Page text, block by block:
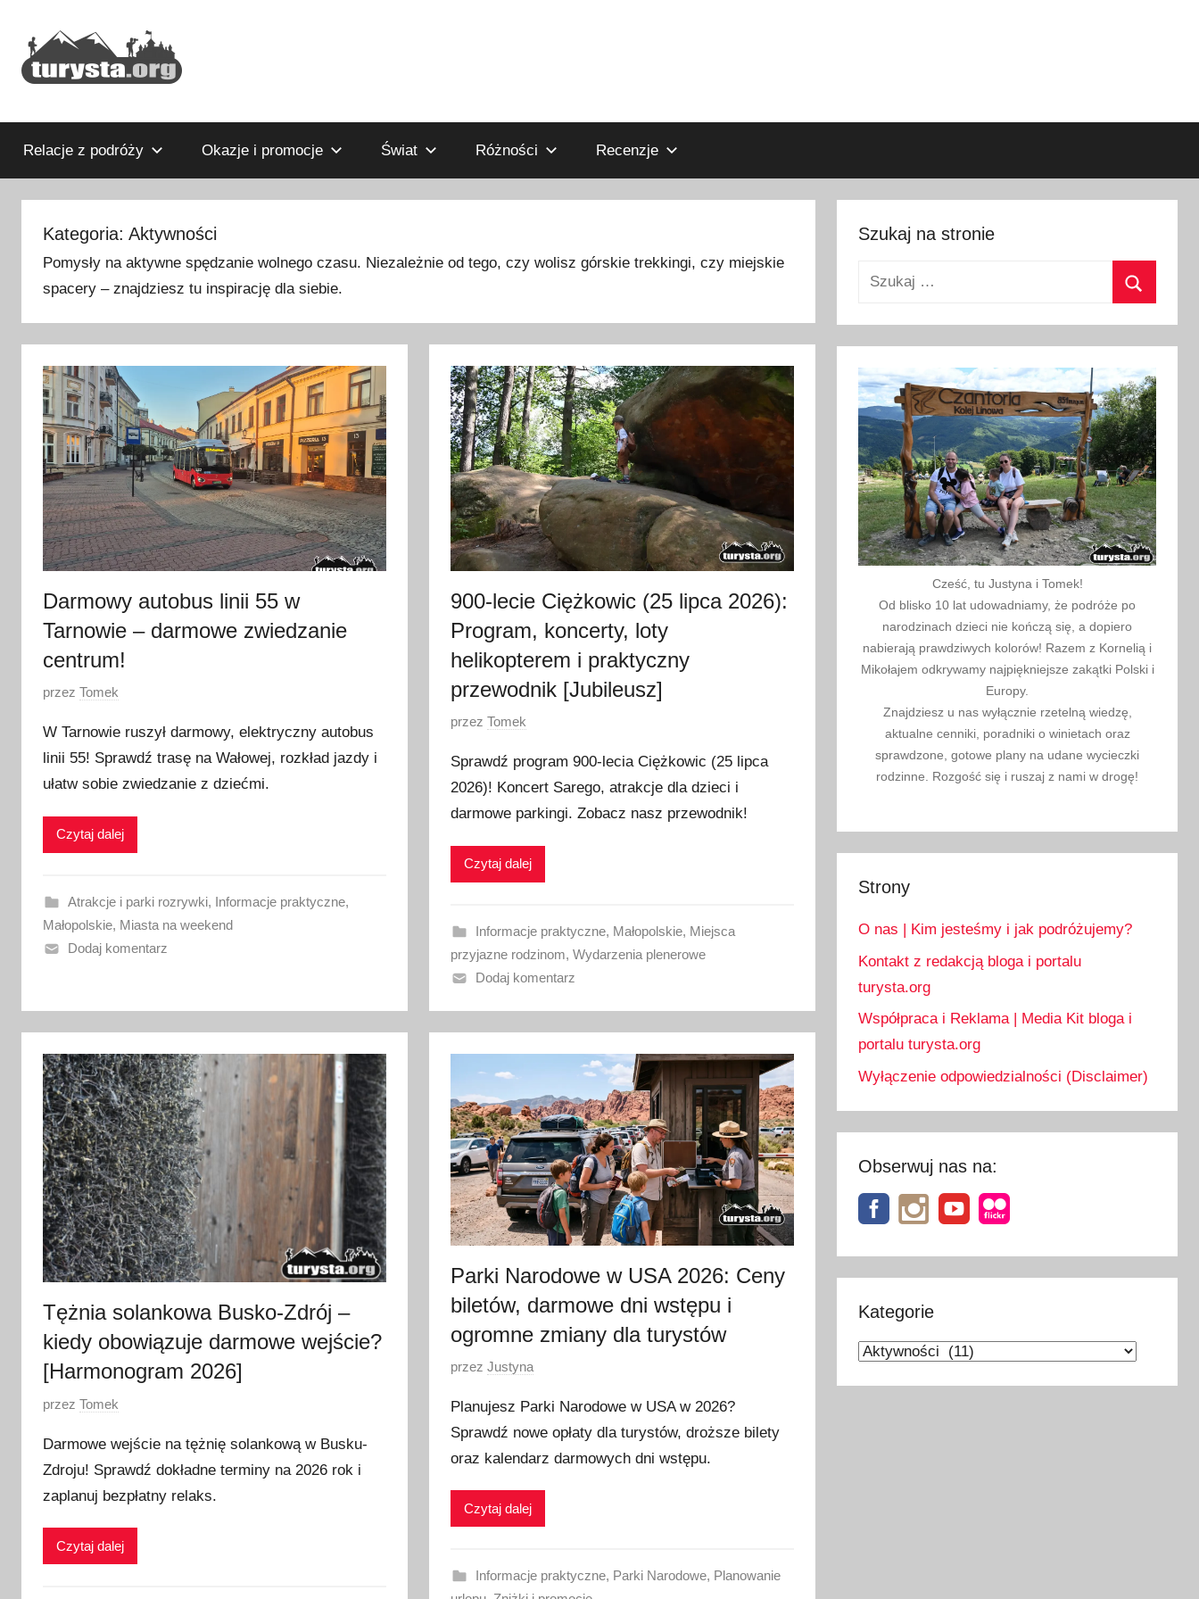
treści
Turysta.org
blog
podróżniczy
Relacje z podróży Okazje i promocje Świat Różności Recenzje
Kategoria: Aktywności
Pomysły na aktywne spędzanie wolnego czasu. Niezależnie od tego, czy wolisz górskie trekkingi, czy miejskie
spacery – znajdziesz tu inspirację dla siebie.
Darmowy autobus linii 55 w
Tarnowie – darmowe zwiedzanie
centrum!
O
u
b
l
o
a
n
o
r
p
n
i
a
2
0
2
6
przez Tomek
W Tarnowie ruszył darmowy, elektryczny autobus
linii 55! Sprawdź trasę na Wałowej, rozkład jazdy i
ułatw sobie zwiedzanie z dziećmi.
Czytaj dalej
Atrakcje i parki rozrywki, Informacje praktyczne,
Małopolskie, Miasta na weekend
Dodaj komentarz
900-lecie Ciężkowic (25 lipca 2026):
Program, koncerty, loty
helikopterem i praktyczny
przewodnik [Jubileusz]
O
u
b
l
o
a
n
o
p
c
a
2
0
2
6
przezTomek
Sprawdź program 900-lecia Ciężkowic (25 lipca
2026)! Koncert Sarego, atrakcje dla dzieci i
darmowe parkingi. Zobacz nasz przewodnik!
Czytaj dalej
Informacje praktyczne, Małopolskie, Miejsca
przyjazne rodzinom,Wydarzenia plenerowe
Dodaj komentarz
Tężnia solankowa Busko-Zdrój –
kiedy obowiązuje darmowe wejście?
[Harmonogram 2026]
O
u
b
l
o
przez Tomek
Darmowe wejście na tężnię solankową w Busku-
Zdroju! Sprawdź dokładne terminy na 2026 rok i
zaplanuj bezpłatny relaks.
Czytaj dalej
Parki Narodowe w USA 2026: Ceny
biletów, darmowe dni wstępu i
ogromne zmiany dla turystów
O
u
b
l
o
a
przezJustyna
Planujesz Parki Narodowe w USA w 2026?
Sprawdź nowe opłaty dla turystów, droższe bilety
oraz kalendarz darmowych dni wstępu.
Czytaj dalej
Informacje praktyczne, Parki Narodowe, Planowanie
Szukaj na stronie
Szukaj:
Cześć, tu Justyna i Tomek!
Od blisko 10 lat udowadniamy, że podróże po
narodzinach dzieci nie kończą się, a dopiero
nabierają prawdziwych kolorów! Razem z Kornelią i
Mikołajem odkrywamy najpiękniejsze zakątki Polski i
Europy.
Znajdziesz u nas wyłącznie rzetelną wiedzę,
aktualne cenniki, poradniki o winietach oraz
sprawdzone, gotowe plany na udane wycieczki
rodzinne. Rozgość się i ruszaj z nami w drogę!
Strony
O nas | Kim jesteśmy i jak podróżujemy?
Kontakt z redakcją bloga i portalu
turysta.org
Współpraca i Reklama | Media Kit bloga i
portalu turysta.org
Wyłączenie odpowiedzialności (Disclaimer)
Obserwuj nas na:
Kategorie
Kategorie